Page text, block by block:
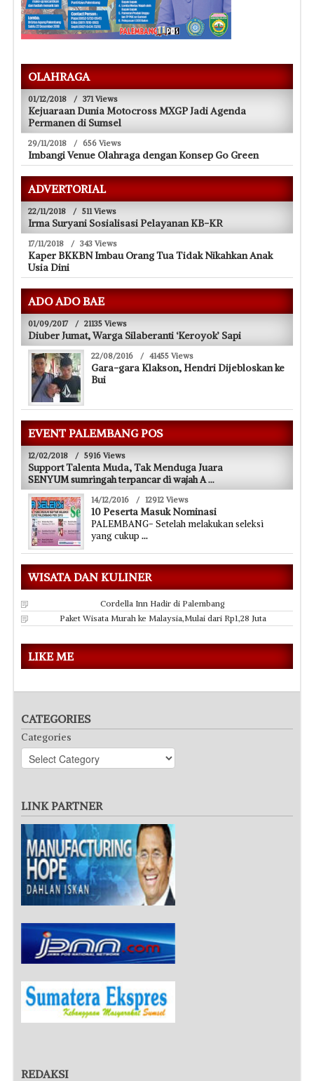
OLAHRAGA
01/12/2018 / 371 Views
Kejuaraan Dunia Motocross MXGP Jadi Agenda
Permanen di Sumsel
29/11/2018 / 656 Views
Imbangi Venue Olahraga dengan Konsep Go Green
ADVERTORIAL
22/11/2018 / 511 Views
Irma Suryani Sosialisasi Pelayanan KB-KR
17/11/2018 / 343 Views
Kaper BKKBN Imbau Orang Tua Tidak Nikahkan Anak
Usia Dini
ADO ADO BAE
01/09/2017 / 21135 Views
Diuber Jumat, Warga Silaberanti ‘Keroyok’ Sapi
22/08/2016 / 41455 Views
Gara-gara Klakson, Hendri Dijebloskan ke
Bui
EVENT PALEMBANG POS
12/02/2018 / 5916 Views
Support Talenta Muda, Tak Menduga Juara
SENYUM sumringah terpancar di wajah A...
14/12/2016 / 12912 Views
10 Peserta Masuk Nominasi
PALEMBANG- Setelah melakukan seleksi
yang cukup ...
WISATA DAN KULINER
Cordella Inn Hadir di Palembang
Paket Wisata Murah ke Malaysia,Mulai dari Rp1,28 Juta
LIKE ME
CATEGORIES
Categories
LINK PARTNER
REDAKSI